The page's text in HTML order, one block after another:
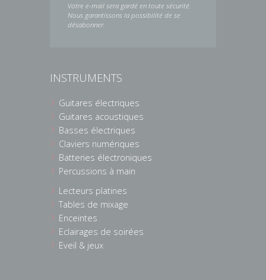
Votre e-mail sera gardé en toute sécurité.
Nous garantissons la possibilité de se
désabonner.
INSTRUMENTS
Guitares électriques
Guitares acoustiques
Basses électriques
Claviers numériques
Batteries électroniques
Percussions à main
Lecteurs platines
Tables de mixage
Enceintes
Eclairages de soirées
Eveil & jeux